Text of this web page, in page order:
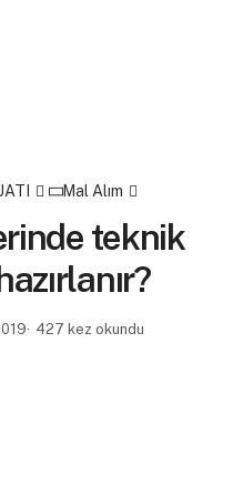
Mal Alım
teknik
427 kez okundu